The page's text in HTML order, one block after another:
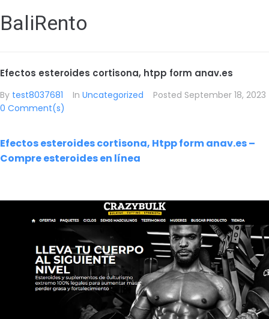
BaliRento
Efectos esteroides cortisona, htpp form anav.es
By test8037681 In Uncategorized Posted September 18, 2023
0 Comment(s)
Efectos esteroides cortisona, Htpp form anav.es –
Compre esteroides en línea